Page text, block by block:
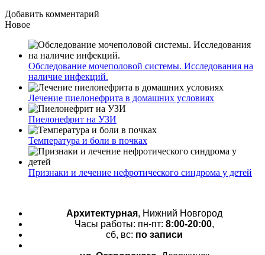
Добавить комментарий
Новое
Обследование мочеполовой системы. Исследования на
наличие инфекций.
Лечение пиелонефрита в домашних условиях
Пиелонефрит на УЗИ
Температура и боли в почках
Признаки и лечение нефротического синдрома у детей
Архитектурная, Нижний Новгород
Часы работы: пн-пт: 8:00-20:00,
сб, вс: по записи